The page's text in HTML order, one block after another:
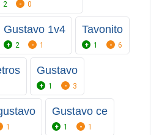
2 0
Gustavo 1v4
2 1
Tavonito
1 6
Gustavo
1 3
1
Gustavo ce
1 1